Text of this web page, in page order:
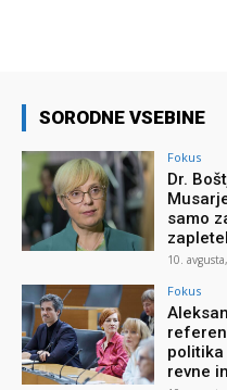
SORODNE VSEBINE
Fokus
Dr.
samo
10.
Fokus
politika
revne